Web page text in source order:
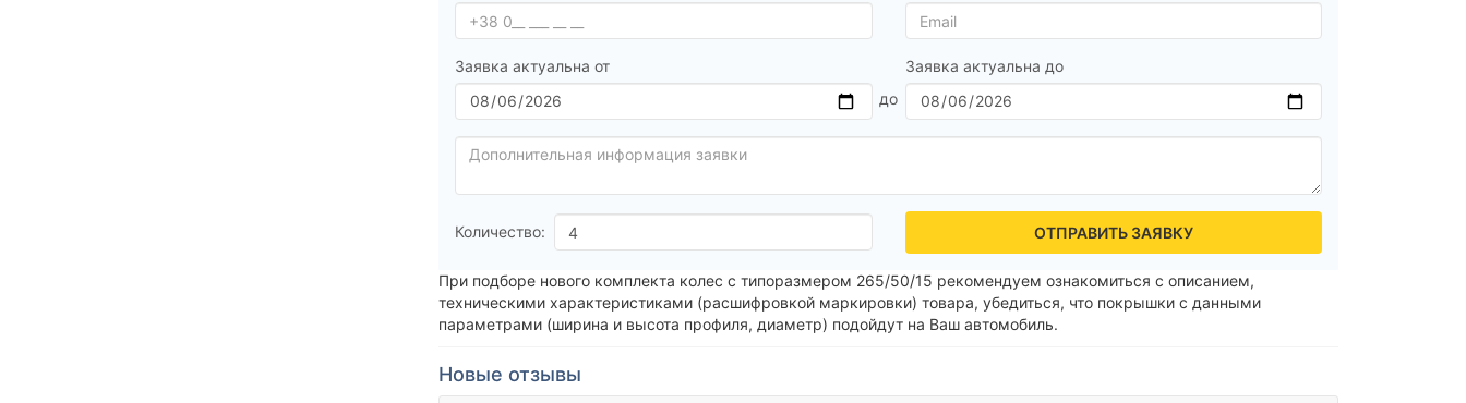
Заявка актуальна от Заявка актуальна до
Количество: ОТПРАВИТЬ ЗАЯВКУ
При подборе нового комплекта колес с типоразмером 265/50/15 рекомендуем ознакомиться с описанием,
техническими характеристиками (расшифровкой маркировки) товара, убедиться, что покрышки с данными
параметрами (ширина и высота профиля, диаметр) подойдут на Ваш автомобиль.
Новые отзывы